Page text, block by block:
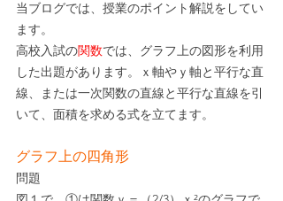
当ブログでは、授業のポイント解説をしてい
ます。
高校入試の関数では、グラフ上の図形を利用
した出題があります。ｘ軸やｙ軸と平行な直
線、または一次関数の直線と平行な直線を引
いて、面積を求める式を立てます。
グラフ上の四角形
問題